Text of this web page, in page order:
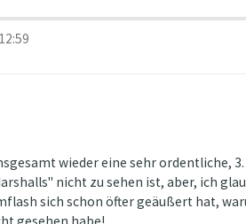
wieder eine sehr ordentliche,
nicht zu sehen ist, aber, ich
sich schon öfter geäußert hat,